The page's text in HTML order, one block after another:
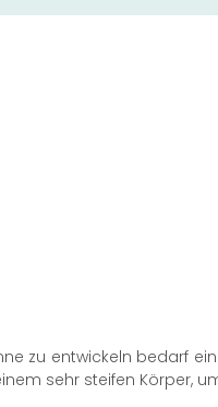
zu entwickeln bedarf
sehr steifen Körper,